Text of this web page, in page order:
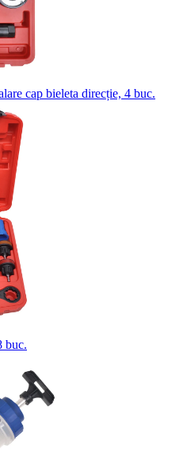
cap bieleta direcție, 4 buc.
buc.